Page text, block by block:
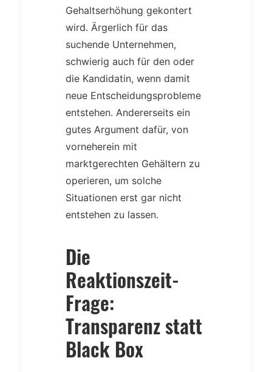
Gehaltserhöhung gekontert
wird. Ärgerlich für das
suchende Unternehmen,
schwierig auch für den oder
die Kandidatin, wenn damit
neue Entscheidungsprobleme
entstehen. Andererseits ein
gutes Argument dafür, von
vorneherein mit
marktgerechten Gehältern zu
operieren, um solche
Situationen erst gar nicht
entstehen zu lassen.
Die
Reaktionszeit-
Frage:
Transparenz statt
Black Box